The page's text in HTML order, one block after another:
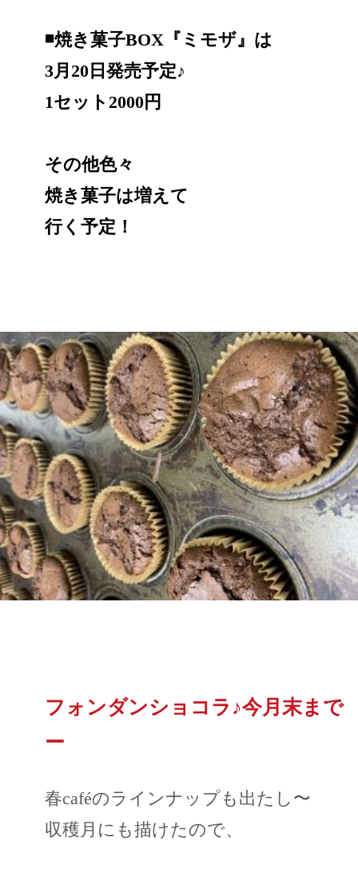
◾️焼き菓子BOX『ミモザ』は
3月20日発売予定♪
1セット2000円
その他色々
焼き菓子は増えて
行く予定！
フォンダンショコラ♪今月末まで
ー
春caféのラインナップも出たし〜
収穫月にも描けたので、